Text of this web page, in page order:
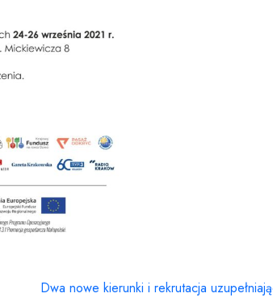
Dwa nowe kierunki i rekrutacja